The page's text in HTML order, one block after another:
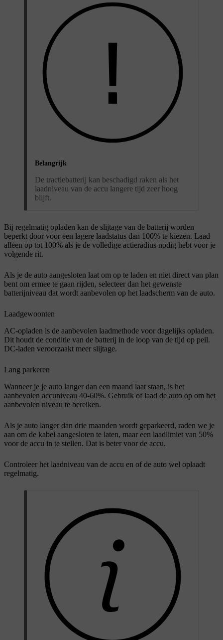
Belangrijk
De tractiebatterij kan beschadigd raken als het
laadniveau van de accu langere tijd zeer hoog
blijft.
Bij regelmatig opladen kan de slijtage van de batterij worden
beperkt door voor een lagere laadstatus dan 100% te kiezen. Laad
alleen op tot 100% als je de volledige actieradius nodig hebt voor je
volgende rit.
Als je de auto aangesloten laat om op te laden en niet direct van plan
bent om ermee te gaan rijden, selecteer dan het gewenste
batterijniveau dat wordt aanbevolen op het laadscherm van de auto.
Laadgewoonten
AC-opladen is de aanbevolen laadmethode voor dagelijks opladen.
Dit houdt de conditie van de batterij in de loop van de tijd op peil.
DC-laden veroorzaakt meer slijtage.
Lang parkeren
Wanneer je je auto langer dan een maand laat staan, is het
aanbevolen accuniveau 40-60%. Gebruik of laad de auto op om het
aanbevolen niveau te bereiken.
Als je auto langer dan drie maanden wordt geparkeerd, raden we je
aan om de kabel aangesloten te laten, maar een laadlimiet van 50%
voor de accu in te stellen. Dat is beter voor de accu.
Controleer het laadniveau van de accu en of de auto wel oplaadt
regelmatig.